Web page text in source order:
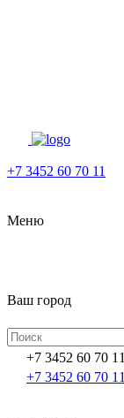
+7 3452 60 70 11
Меню
Ваш город
+7 3452 60 70 11
+7 3452 60 70 11